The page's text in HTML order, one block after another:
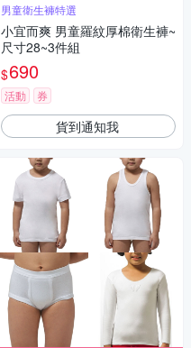
男童衛生褲特選
小宜而爽 男童羅紋厚棉衛生褲~
尺寸28~3件組
$690
活動 券
貨到通知我